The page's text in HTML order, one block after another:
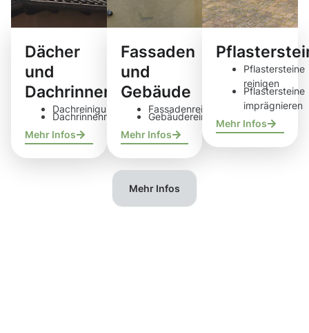
Dächer
und
Dachrinnen
Dachreinigung
Dachrinnenreinigung
Mehr Infos
Fassaden
und
Gebäude
Fassadenreinigung
Gebäudereinigung
Mehr Infos
Pflastersteine
reinigen
Pflastersteine
imprägnieren
Mehr Infos
Mehr Infos